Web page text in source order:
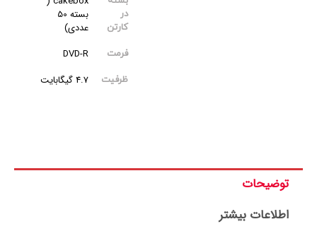
در
کارتن
بسته 50
عددی)
فرمت DVD-R
ظرفیت 4.7 گیگابایت
توضیحات
اطلاعات بیشتر